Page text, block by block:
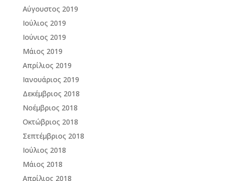
Αύγουστος 2019
Ιούλιος 2019
Ιούνιος 2019
Μάιος 2019
Απρίλιος 2019
Ιανουάριος 2019
Δεκέμβριος 2018
Νοέμβριος 2018
Οκτώβριος 2018
Σεπτέμβριος 2018
Ιούλιος 2018
Μάιος 2018
Απρίλιος 2018